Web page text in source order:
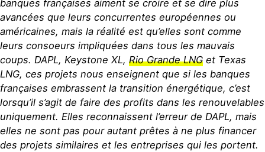
banques françaises aiment se croire et se dire plus
avancées que leurs concurrentes européennes ou
américaines, mais la réalité est qu’elles sont comme
leurs consoeurs impliquées dans tous les mauvais
coups. DAPL, Keystone XL, Rio Grande LNG et Texas
LNG, ces projets nous enseignent que si les banques
françaises embrassent la transition énergétique, c’est
lorsqu’il s’agit de faire des profits dans les renouvelables
uniquement. Elles reconnaissent l’erreur de DAPL, mais
elles ne sont pas pour autant prêtes à ne plus financer
des projets similaires et les entreprises qui les portent.